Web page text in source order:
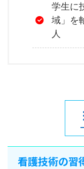
学生に
域」を
人
看護技術の習